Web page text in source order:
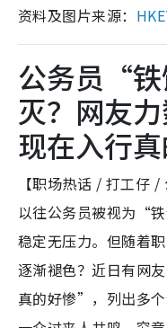
资料及图片来源：
公务员“
灭？网友力
现在入行真
【职场热话 / 打工仔
以往公务员被视为“
稳定无压力。但随着
逐渐褪色？近日有网
真的好惨”，列出多